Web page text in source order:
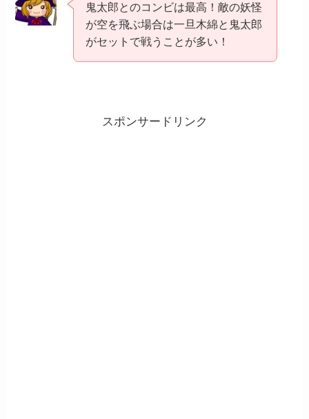
鬼太郎とのコンビは最高！敵の妖怪
が空を飛ぶ場合は一旦木綿と鬼太郎
がセットで戦うことが多い！
スポンサードリンク